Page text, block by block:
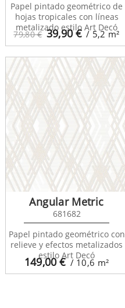
79,80 € 39,90€ / 5,2m²
Papel pintado geométrico de
hojas tropicales con líneas
metalizado estilo Art Decó
149,00€ / 10,6 m²
Angular Metric
681682
Papel pintado geométrico con
relieve y efectos metalizados
estilo Art Decó